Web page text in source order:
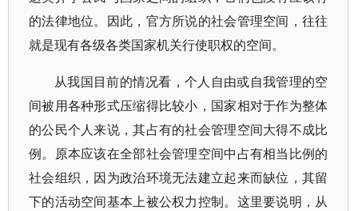
的法律地位。因此，官方所说的社会管理空间，往往
就是现有各级各类国家机关行使职权的空间。
从我国目前的情况看，个人自由或自我管理的空
间被用各种形式压缩得比较小，国家相对于作为整体
的公民个人来说，其占有的社会管理空间大得不成比
例。原本应该在全部社会管理空间中占有相当比例的
社会组织，因为政治环境无法建立起来而缺位，其留
下的活动空间基本上被公权力控制。这里要说明，从